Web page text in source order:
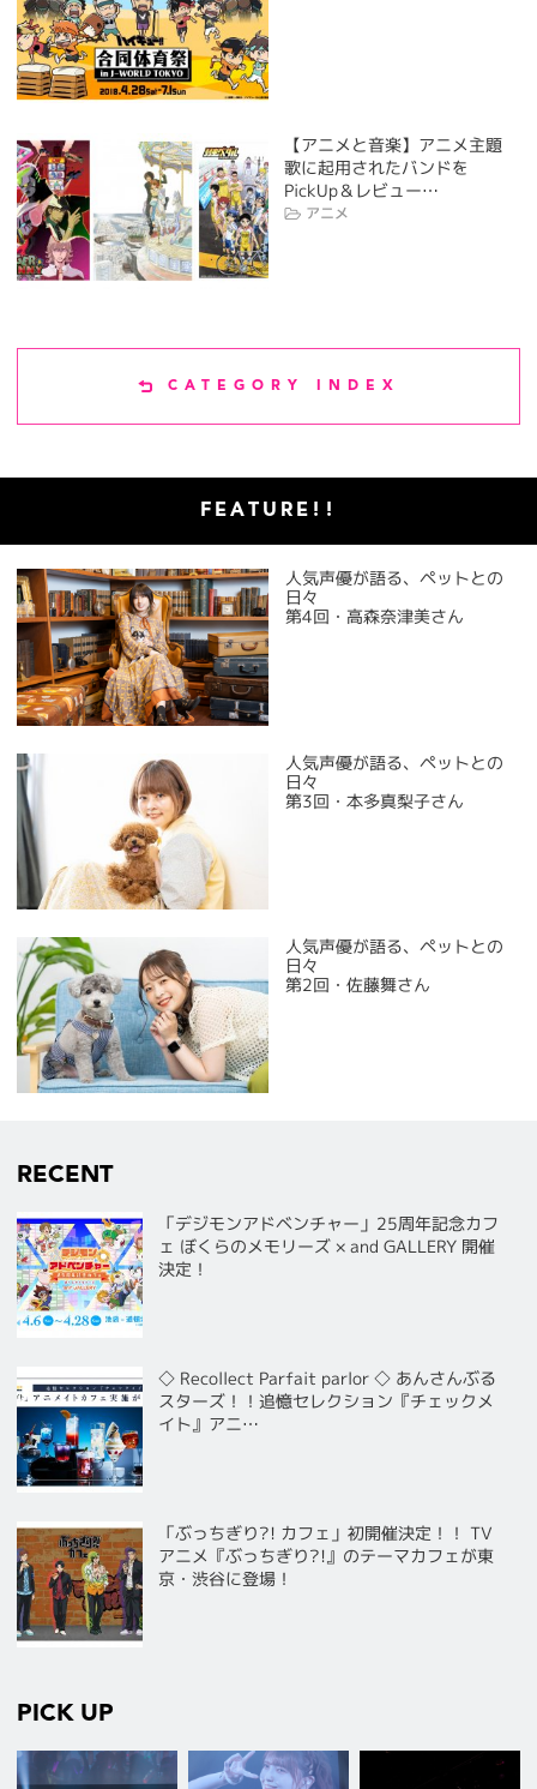
【アニメと音楽】アニメ主題
歌に起用されたバンドを
PickUp＆レビュー…
アニメ
CATEGORY INDEX
FEATURE!!
人気声優が語る、ペットとの
日々
第4回・高森奈津美さん
人気声優が語る、ペットとの
日々
第3回・本多真梨子さん
人気声優が語る、ペットとの
日々
第2回・佐藤舞さん
RECENT
「デジモンアドベンチャー」25周年記念カフ
ェ ぼくらのメモリーズ × and GALLERY 開催
決定！
◇ Recollect Parfait parlor ◇ あんさんぶる
スターズ！！追憶セレクション『チェックメ
イト』アニ…
「ぶっちぎり?! カフェ」初開催決定！！ TV
アニメ『ぶっちぎり?!』のテーマカフェが東
京・渋谷に登場！
PICK UP